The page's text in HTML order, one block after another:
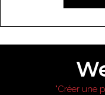
"Créer une